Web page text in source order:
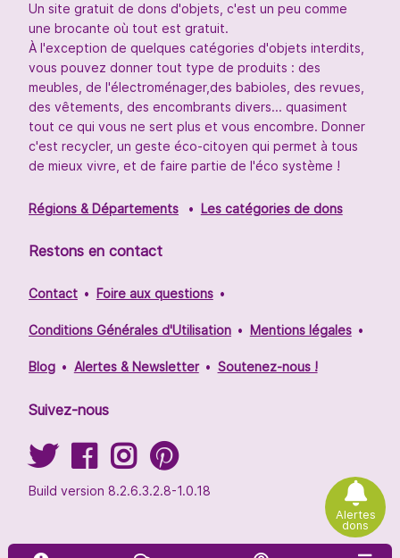
Alertes
dons
Un site gratuit de dons d'objets, c'est un peu comme
une brocante où tout est gratuit.
À l'exception de quelques catégories d'objets interdits,
vous pouvez donner tout type de produits : des
meubles, de l'électroménager,des babioles, des revues,
des vêtements, des encombrants divers... quasiment
tout ce qui vous ne sert plus et vous encombre. Donner
c'est recycler, un geste éco-citoyen qui permet à tous
de mieux vivre, et de faire partie de l'éco système !
Régions & Départements Les catégories de dons
Restons en contact
Contact Foire aux questions
Conditions Générales d'Utilisation Mentions légales
Blog Alertes & Newsletter Soutenez-nous !
Suivez-nous
Build version 8.2.6.3.2.8-1.0.18